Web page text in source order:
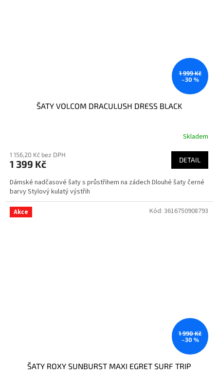
1 999 Kč
–30 %
ŠATY VOLCOM DRACULUSH DRESS BLACK
Skladem
1 156,20 Kč bez DPH
1 399 Kč DETAIL
Dámské nadčasové šaty s průstřihem na zádech Dlouhé šaty černé
barvy Stylový kulatý výstřih
Akce
1 990 Kč
–30 %
ŠATY ROXY SUNBURST MAXI EGRET SURF TRIP
Kód: 3616750908793